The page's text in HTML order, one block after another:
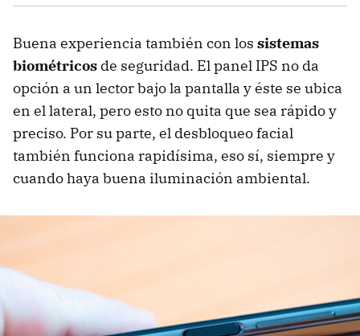
Buena experiencia también con los sistemas
biométricos de seguridad. El panel IPS no da
opción a un lector bajo la pantalla y éste se ubica
en el lateral, pero esto no quita que sea rápido y
preciso. Por su parte, el desbloqueo facial
también funciona rapidísima, eso sí, siempre y
cuando haya buena iluminación ambiental.